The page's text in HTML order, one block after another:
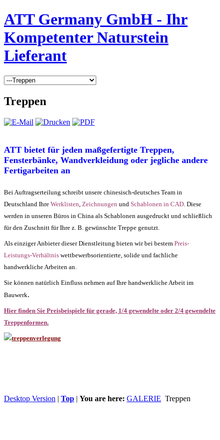
ATT Germany GmbH - Ihr
Kompetenter Naturstein
Lieferant
Treppen
ATT bietet für jeden maßgefertigte Treppen,
Fensterbänke, Wandverkleidung oder jegliche andere
Fertigarbeiten an
Bei Auftragserteilung schreibt unsere chinesisch-deutsches Team in
Deutschland Ihre Werklisten Zeichnungen und Schablonen in CAD . Diese
werden in unseren Büros in China als Schablonen ausgedruckt und schließlich
für den Zuschnitt für Ihre z. B. gewünschte Treppe genutzt.
Als einziger Anbieter dieser Dienstleitung bieten wir bei bestem Preis-
Leistungs-Verhältnis wettbewerbsorientierte, solide und fachliche
handwerkliche Arbeiten an.
Sie können natürlich Einfluss nehmen auf Ihre handwerkliche Arbeit im
Bauwerk.
Hier finden Sie Preisbeispiele für gerade, 1/4 gewendelte oder 2/4 gewendelte
Treppenformen.
Desktop Version | Top | You are here: GALERIE Treppen